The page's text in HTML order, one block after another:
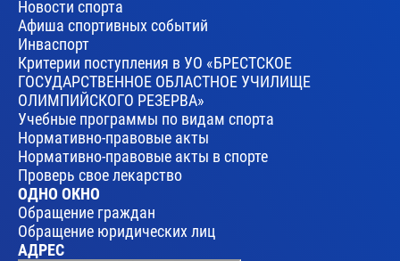
Новости спорта
Афиша спортивных событий
Инваспорт
Критерии поступления в УО «БРЕСТСКОЕ
ГОСУДАРСТВЕННОЕ ОБЛАСТНОЕ УЧИЛИЩЕ
ОЛИМПИЙСКОГО РЕЗЕРВА»
Учебные программы по видам спорта
Нормативно-правовые акты
Нормативно-правовые акты в спорте
Проверь свое лекарство
ОДНО ОКНО
Обращение граждан
Обращение юридических лиц
АДРЕС